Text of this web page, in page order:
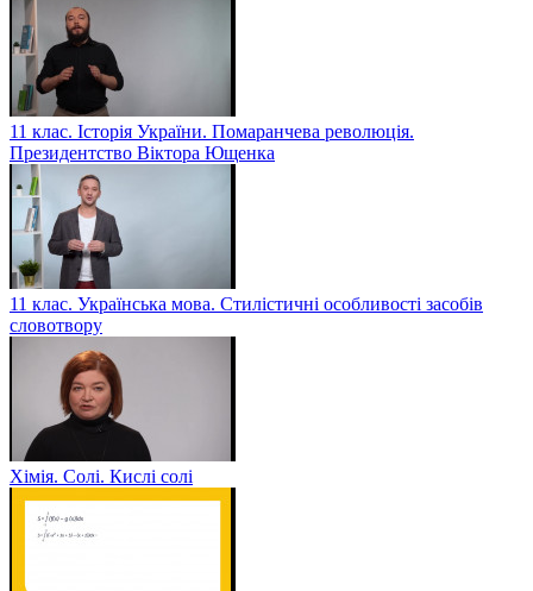
11 клас. Історія України. Помаранчева революція.
Президентство Віктора Ющенка
11 клас. Українська мова. Стилістичні особливості засобів
словотвору
Хімія. Солі. Кислі солі